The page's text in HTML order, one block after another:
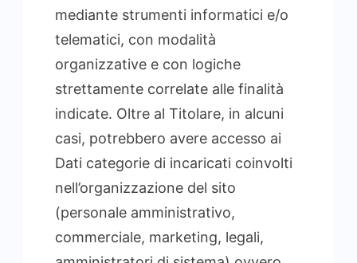
mediante strumenti informatici e/o
telematici, con modalità
organizzative e con logiche
strettamente correlate alle finalità
indicate. Oltre al Titolare, in alcuni
casi, potrebbero avere accesso ai
Dati categorie di incaricati coinvolti
nell’organizzazione del sito
(personale amministrativo,
commerciale, marketing, legali,